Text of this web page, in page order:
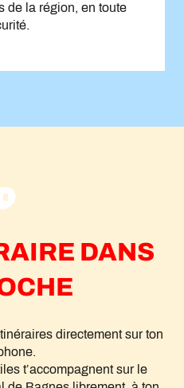
de la région, en toute
DANS
directement sur ton
t’accompagnent sur le